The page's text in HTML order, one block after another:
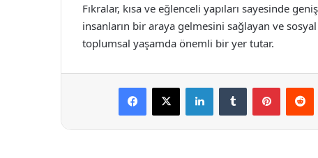
Fıkralar, kısa ve eğlenceli yapıları sayesinde
insanların bir araya gelmesini sağlayan ve
toplumsal yaşamda önemli bir yer tutar.
Facebook
X LinkedInTumblr Pinterest